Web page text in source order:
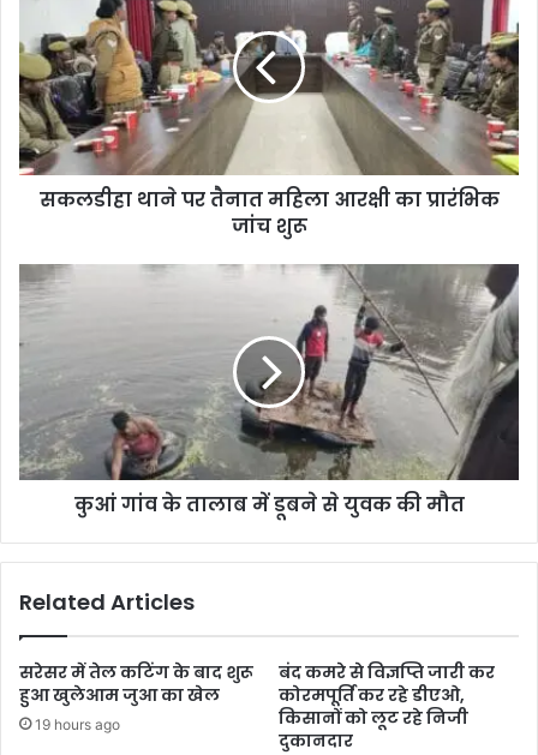
सकलडीहा थाने पर तैनात महिला आरक्षी का प्रारंभिक
जांच शुरू
कुआं गांव के तालाब में डूबने से युवक की मौत
Related Articles
सरेसर में तेल कटिंग के बाद शुरू
हुआ खुलेआम जुआ का खेल
19 hours ago
बंद कमरे से विज्ञप्ति जारी कर
कोरमपूर्ति कर रहे डीएओ,
किसानों को लूट रहे निजी
दुकानदार